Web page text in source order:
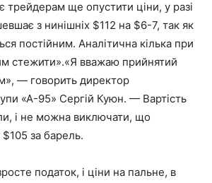
трейдерам ще опустити ціни, у разі
з нинішніх $112 на $6-7, так як
постійним. Аналітична кілька при
стежити».«Я вважаю прийнятий
— говорить директор
«А-95» Сергій Куюн. — Вартість
і не можна виключати, що
за барель.
податок, і ціни на пальне, в